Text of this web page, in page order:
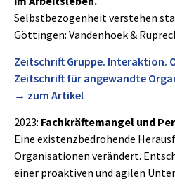
Selbstbezogenheit verstehen
Göttingen: Vandenhoek &
Zeitschrift Gruppe. Interaktion.
Zeitschrift für angewandte
→ zum Artikel
2023: Fachkräftemangel und
Eine existenzbedrohende
Organisationen verändert.
einer proaktiven und agilen